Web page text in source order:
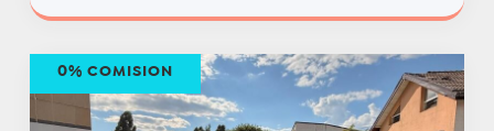
0% COMISION